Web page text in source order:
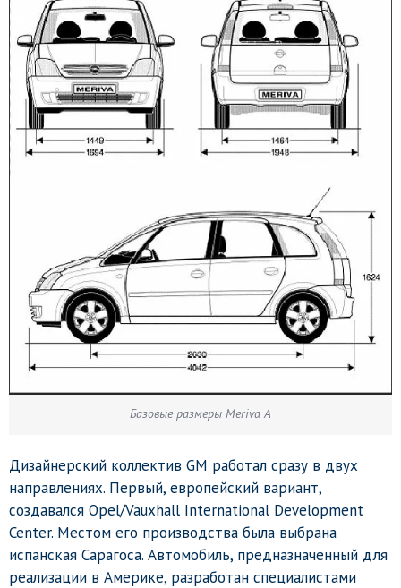
Базовые размеры Meriva A
Дизайнерский коллектив GM работал сразу в двух
направлениях. Первый, европейский вариант,
создавался Opel/Vauxhall International Development
Center. Местом его производства была выбрана
испанская Сарагоса. Автомобиль, предназначенный для
реализации в Америке, разработан специалистами